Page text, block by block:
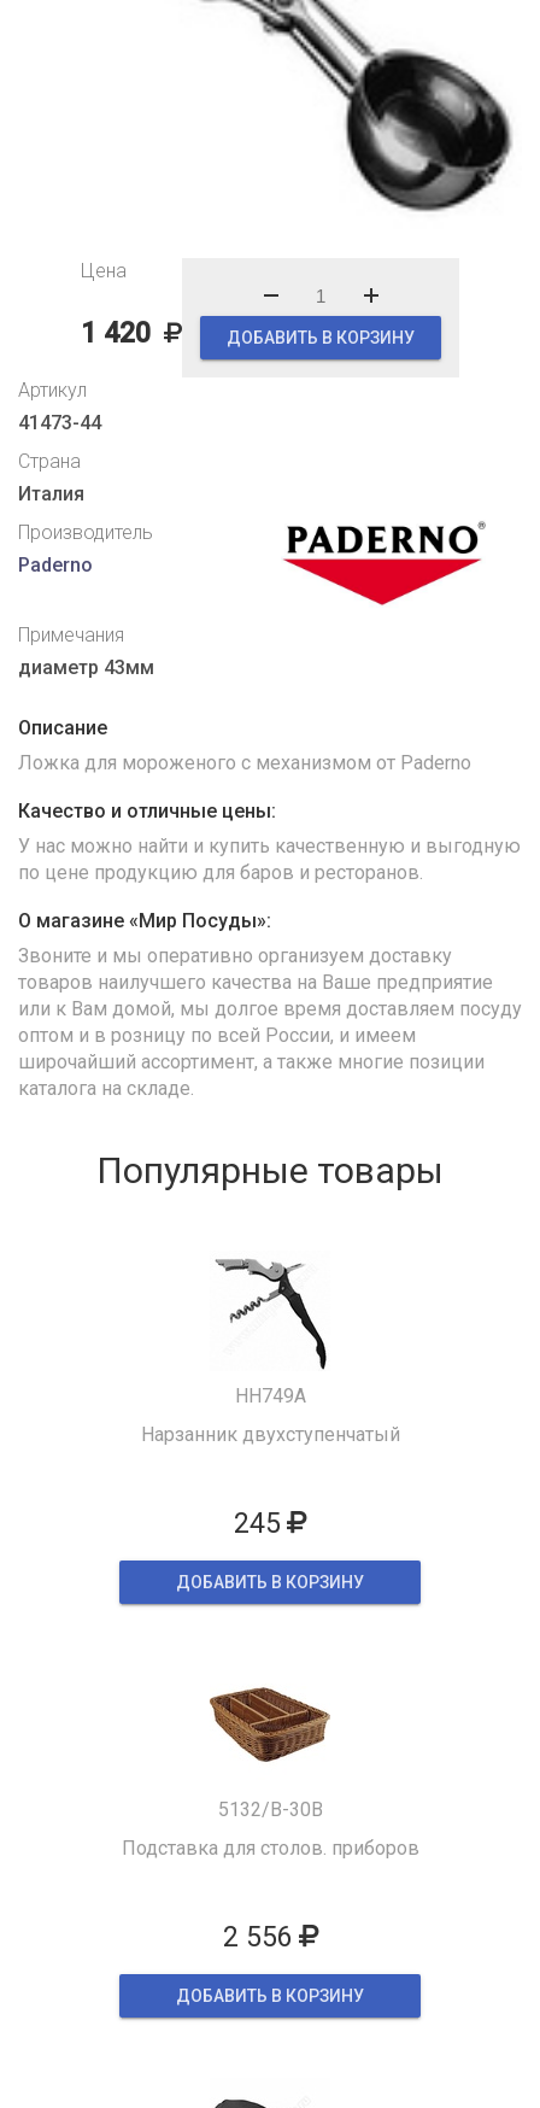
Цена
1 420 ДОБАВИТЬ В КОРЗИНУ
Артикул
41473-44
Страна
Италия
Производитель
Paderno
Примечания
диаметр 43мм
Описание
Ложка для мороженого с механизмом от Paderno
Качество и отличные цены:
У нас можно найти и купить качественную и выгодную
по цене продукцию для баров и ресторанов.
О магазине «Мир Посуды»:
Звоните и мы оперативно организуем доставку
товаров наилучшего качества на Ваше предприятие
или к Вам домой, мы долгое время доставляем посуду
оптом и в розницу по всей России, и имеем
широчайший ассортимент, а также многие позиции
каталога на складе.
Популярные товары
HH749A
Нарзанник двухступенчатый
245
ДОБАВИТЬ В КОРЗИНУ
5132/B-30B
Подставка для столов. приборов
2 556
ДОБАВИТЬ В КОРЗИНУ